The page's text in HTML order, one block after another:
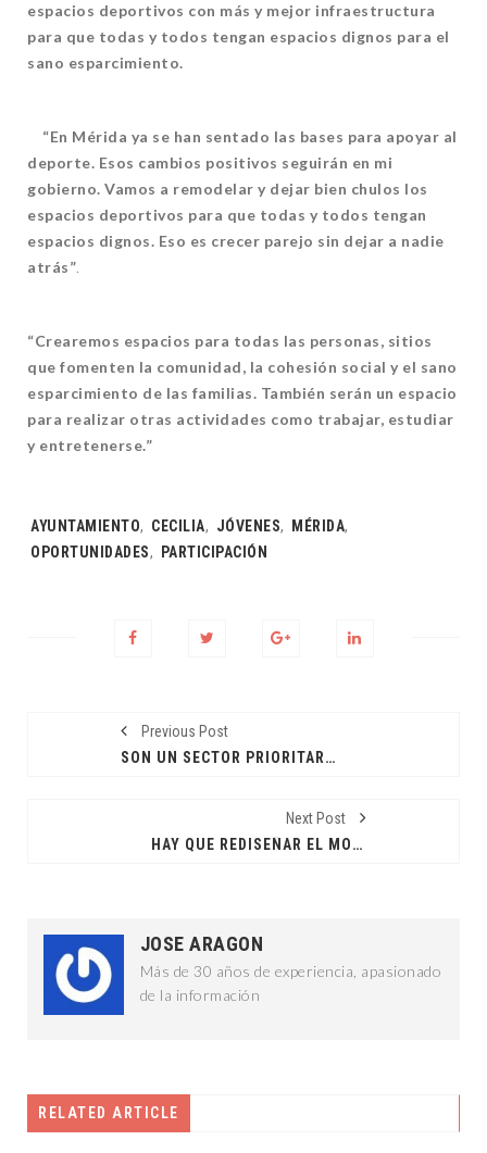
espacios deportivos con más y mejor infraestructura
para que todas y todos tengan espacios dignos para el
sano esparcimiento.
“En Mérida ya se han sentado las bases para apoyar al
deporte. Esos cambios positivos seguirán en mi
gobierno. Vamos a remodelar y dejar bien chulos los
espacios deportivos para que todas y todos tengan
espacios dignos. Eso es crecer parejo sin dejar a nadie
atrás”.
“Crearemos espacios para todas las personas, sitios
que fomenten la comunidad, la cohesión social y el sano
esparcimiento de las familias. También serán un espacio
para realizar otras actividades como trabajar, estudiar
y entretenerse.”
Tags:
AYUNTAMIENTO, CECILIA, JÓVENES, MÉRIDA,
OPORTUNIDADES, PARTICIPACIÓN
Previous Post
SON UN SECTOR PRIORITARIO PARA ATENDER EN ESTÁ CAMPAÑA: JAM
Next Post
HAY QUE REDISEÑAR EL MODELO EDUCATIVO: VGH
JOSE ARAGON
Más de 30 años de experiencia, apasionado
de la información
RELATED ARTICLE